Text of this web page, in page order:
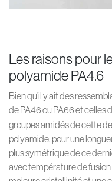
Les raisons pour
polyamide PA4.6
Bien qu’il y ait des
de PA46 ou PA66 et celles
groupes amidés de cette
polyamide, pour une
plus symétrique de ce
avec température de fusion